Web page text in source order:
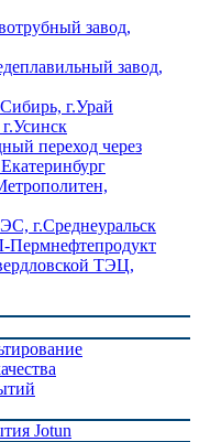
завод,
завод,
г.Урай
переход через
г.Среднеуральск
ТЭЦ,
Jotun